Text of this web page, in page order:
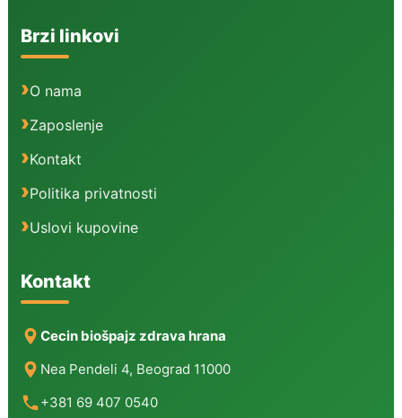
Brzi linkovi
O nama
Zaposlenje
Kontakt
Politika privatnosti
Uslovi kupovine
Kontakt
Cecin biošpajz zdrava hrana
Nea Pendeli 4, Beograd 11000
+381 69 407 0540